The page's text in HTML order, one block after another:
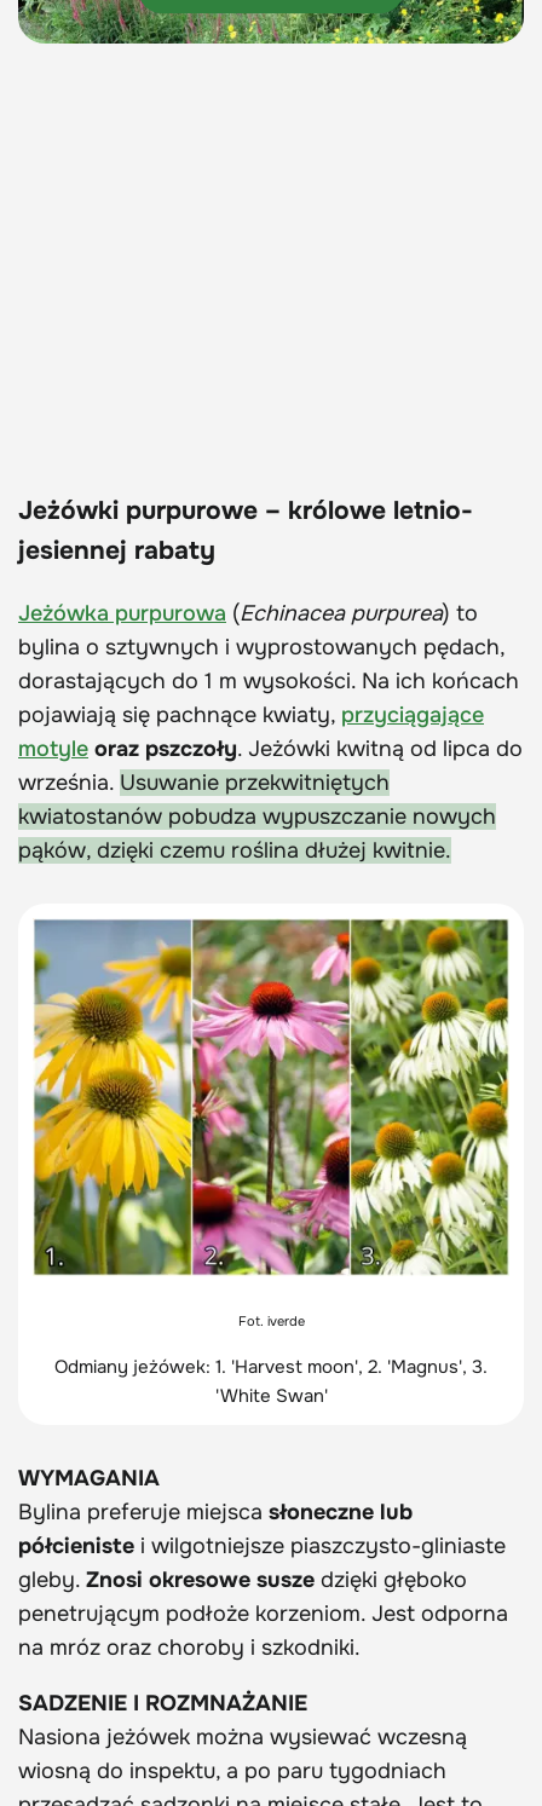
Jeżówki purpurowe – królowe letnio-
jesiennej rabaty
Jeżówka purpurowa (Echinacea purpurea) to
bylina o sztywnych i wyprostowanych pędach,
dorastających do 1 m wysokości. Na ich końcach
pojawiają się pachnące kwiaty, przyciągające
motyle oraz pszczoły. Jeżówki kwitną od lipca do
września. Usuwanie przekwitniętych
kwiatostanów pobudza wypuszczanie nowych
pąków, dzięki czemu roślina dłużej kwitnie.
Fot. iverde
Odmiany jeżówek: 1. 'Harvest moon', 2. 'Magnus', 3.
'White Swan'
WYMAGANIA
Bylina preferuje miejsca słoneczne lub
półcieniste i wilgotniejsze piaszczysto-gliniaste
gleby. Znosi okresowe susze dzięki głęboko
penetrującym podłoże korzeniom. Jest odporna
na mróz oraz choroby i szkodniki.
SADZENIE I ROZMNAŻANIE
Nasiona jeżówek można wysiewać wczesną
wiosną do inspektu, a po paru tygodniach